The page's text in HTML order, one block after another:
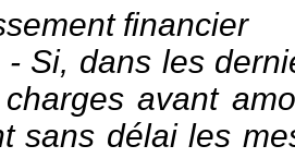
financier
- Si, dans les
avant
sans délai les